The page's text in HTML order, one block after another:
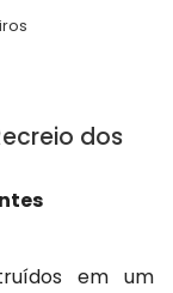
dos
em um